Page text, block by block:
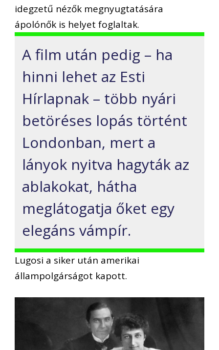
idegzetű nézők megnyugtatására
ápolónők is helyet foglaltak.
A film után pedig – ha
hinni lehet az Esti
Hírlapnak – több nyári
betöréses lopás történt
Londonban, mert a
lányok nyitva hagyták az
ablakokat, hátha
meglátogatja őket egy
elegáns vámpír.
Lugosi a siker után amerikai
állampolgárságot kapott.